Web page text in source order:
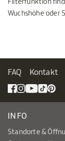
Filterfunktion
Wuchshöhe oder
FAQ Kontakt
INFO
Standorte &